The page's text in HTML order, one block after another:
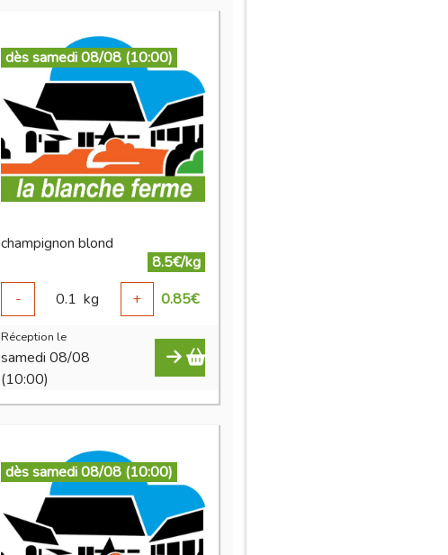
dès samedi 08/08 (10:00)
champignon blond
8.5€/kg
-
0.1 kg + 0.85€
Réception le
samedi 08/08
(10:00)
dès samedi 08/08 (10:00)